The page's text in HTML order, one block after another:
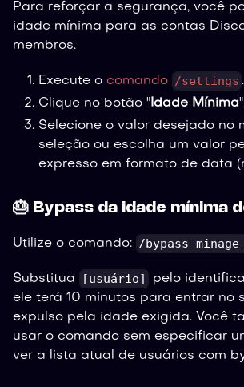
Para reforçar a segurança, você
idade mínima para as contas
membros.
Execute o comando /settings .
Clique no botão "Idade Mínima
Selecione o valor desejado no
seleção ou escolha um valor
expresso em formato de data
🎂 Bypass da idade mínima
Utilize o comando: /bypass
Substitua [usuário]
pelo
ele terá 10 minutos para entrar no
expulso pela idade exigida. Você
usar o comando sem especificar
ver a lista atual de usuários com